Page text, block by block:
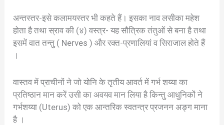
अन्तस्तर-इसे कलामयस्तर भी कहते हैं। इसका नाव लसीका महेश
होता है तथा स्राव की (४) वस्त्र- यह सौत्रिक तंतुओं से बना है तथा
इसमें वात तन्तु ( Nerves ) और रक्त-प्रणालियां व सिराजाल होते हैं
।
वास्तव में प्राचीनों ने जो योनि के तृतीय आवर्त में गर्भ शय्या का
प्रतिष्ठान मान करें उसी का अवयव मान लिया है किन्तु आधुनिकों ने
गर्भशय्या (Uterus) को एक आन्तरिक स्वतन्त्र प्रजनन अङ्ग माना
है ।